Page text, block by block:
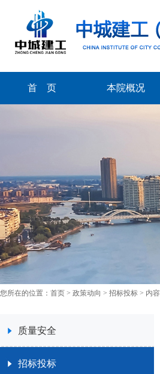
首 页 本院概况
您所在的位置： 首页 > 政策动向 > 招标投标 > 内容
质量安全
招标投标